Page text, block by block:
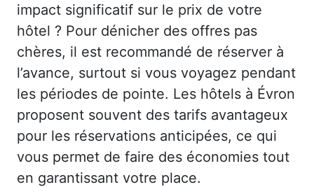
impact significatif sur le prix de votre
hôtel ? Pour dénicher des offres pas
chères, il est recommandé de réserver à
l’avance, surtout si vous voyagez pendant
les périodes de pointe. Les hôtels à Évron
proposent souvent des tarifs avantageux
pour les réservations anticipées, ce qui
vous permet de faire des économies tout
en garantissant votre place.